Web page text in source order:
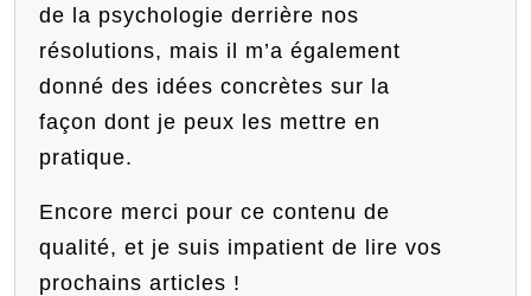
de la psychologie derrière nos
résolutions, mais il m’a également
donné des idées concrètes sur la
façon dont je peux les mettre en
pratique.
Encore merci pour ce contenu de
qualité, et je suis impatient de lire vos
prochains articles !